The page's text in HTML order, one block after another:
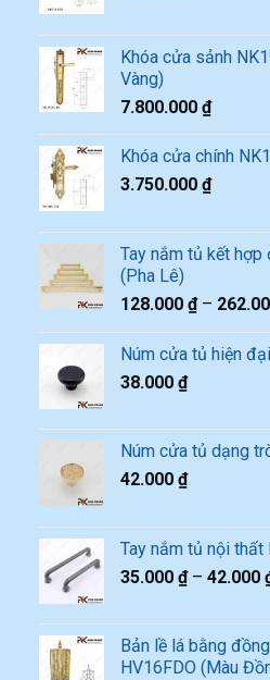
Khóa cửa sảnh
Vàng)
7.800.000 ₫
Khóa cửa chính
3.750.000 ₫
Tay nắm tủ kết
(Pha Lê)
128.000 ₫–
Núm cửa tủ hiện
38.000 ₫
Núm cửa tủ dạng
42.000 ₫
Tay nắm tủ nội thất
35.000 ₫– 42.000
Bản lề lá bằng
HV16FDO (Màu